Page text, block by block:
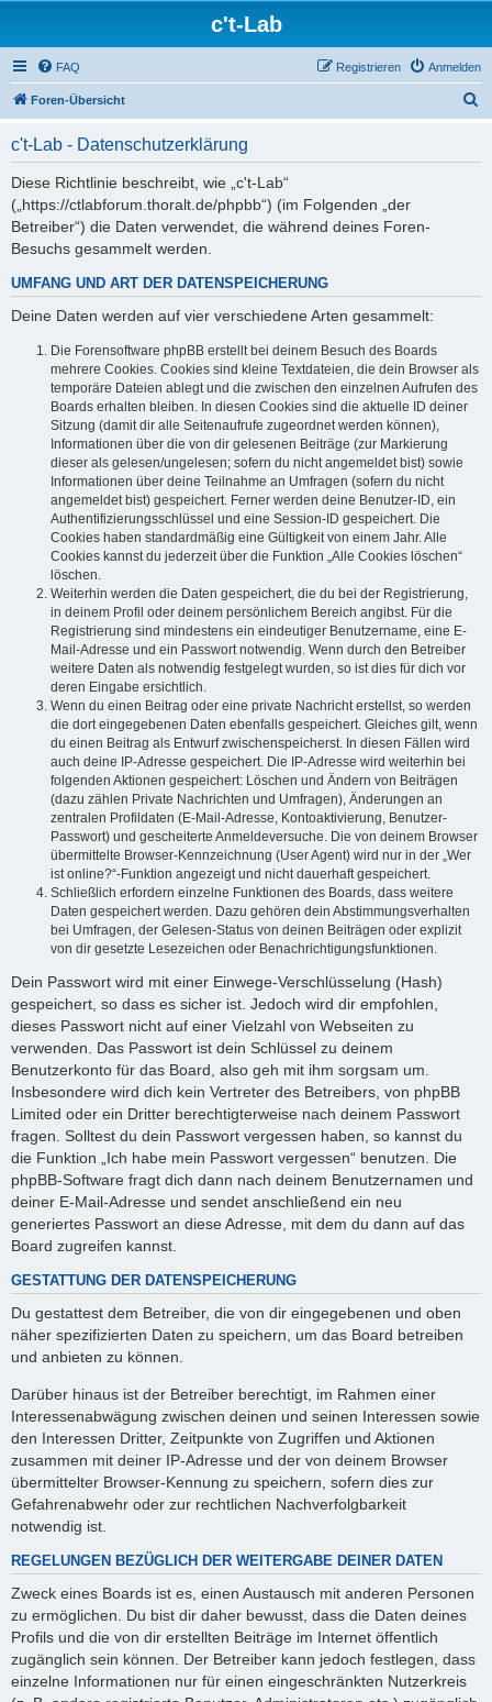
c't-Lab
FAQ Anmelden
Registrieren
Foren-Übersicht
c't-Lab - Datenschutzerklärung
Diese Richtlinie beschreibt, wie „c't-Lab“
(„https://ctlabforum.thoralt.de/phpbb“) (im Folgenden „der
Betreiber“) die Daten verwendet, die während deines Foren-
Besuchs gesammelt werden.
UMFANG UND ART DER DATENSPEICHERUNG
Deine Daten werden auf vier verschiedene Arten gesammelt:
Die Forensoftware phpBB erstellt bei deinem Besuch des Boards
mehrere Cookies. Cookies sind kleine Textdateien, die dein Browser als
temporäre Dateien ablegt und die zwischen den einzelnen Aufrufen des
Boards erhalten bleiben. In diesen Cookies sind die aktuelle ID deiner
Sitzung (damit dir alle Seitenaufrufe zugeordnet werden können),
Informationen über die von dir gelesenen Beiträge (zur Markierung
dieser als gelesen/ungelesen; sofern du nicht angemeldet bist) sowie
Informationen über deine Teilnahme an Umfragen (sofern du nicht
angemeldet bist) gespeichert. Ferner werden deine Benutzer-ID, ein
Authentifizierungsschlüssel und eine Session-ID gespeichert. Die
Cookies haben standardmäßig eine Gültigkeit von einem Jahr. Alle
Cookies kannst du jederzeit über die Funktion „Alle Cookies löschen“
löschen.
Weiterhin werden die Daten gespeichert, die du bei der Registrierung,
in deinem Profil oder deinem persönlichem Bereich angibst. Für die
Registrierung sind mindestens ein eindeutiger Benutzername, eine E-
Mail-Adresse und ein Passwort notwendig. Wenn durch den Betreiber
weitere Daten als notwendig festgelegt wurden, so ist dies für dich vor
deren Eingabe ersichtlich.
Wenn du einen Beitrag oder eine private Nachricht erstellst, so werden
die dort eingegebenen Daten ebenfalls gespeichert. Gleiches gilt, wenn
du einen Beitrag als Entwurf zwischenspeicherst. In diesen Fällen wird
auch deine IP-Adresse gespeichert. Die IP-Adresse wird weiterhin bei
folgenden Aktionen gespeichert: Löschen und Ändern von Beiträgen
(dazu zählen Private Nachrichten und Umfragen), Änderungen an
zentralen Profildaten (E-Mail-Adresse, Kontoaktivierung, Benutzer-
Passwort) und gescheiterte Anmeldeversuche. Die von deinem Browser
übermittelte Browser-Kennzeichnung (User Agent) wird nur in der „Wer
ist online?“-Funktion angezeigt und nicht dauerhaft gespeichert.
Schließlich erfordern einzelne Funktionen des Boards, dass weitere
Daten gespeichert werden. Dazu gehören dein Abstimmungsverhalten
bei Umfragen, der Gelesen-Status von deinen Beiträgen oder explizit
von dir gesetzte Lesezeichen oder Benachrichtigungsfunktionen.
Dein Passwort wird mit einer Einwege-Verschlüsselung (Hash)
gespeichert, so dass es sicher ist. Jedoch wird dir empfohlen,
dieses Passwort nicht auf einer Vielzahl von Webseiten zu
verwenden. Das Passwort ist dein Schlüssel zu deinem
Benutzerkonto für das Board, also geh mit ihm sorgsam um.
Insbesondere wird dich kein Vertreter des Betreibers, von phpBB
Limited oder ein Dritter berechtigterweise nach deinem Passwort
fragen. Solltest du dein Passwort vergessen haben, so kannst du
die Funktion „Ich habe mein Passwort vergessen“ benutzen. Die
phpBB-Software fragt dich dann nach deinem Benutzernamen und
deiner E-Mail-Adresse und sendet anschließend ein neu
generiertes Passwort an diese Adresse, mit dem du dann auf das
Board zugreifen kannst.
GESTATTUNG DER DATENSPEICHERUNG
Du gestattest dem Betreiber, die von dir eingegebenen und oben
näher spezifizierten Daten zu speichern, um das Board betreiben
und anbieten zu können.
Darüber hinaus ist der Betreiber berechtigt, im Rahmen einer
Interessenabwägung zwischen deinen und seinen Interessen sowie
den Interessen Dritter, Zeitpunkte von Zugriffen und Aktionen
zusammen mit deiner IP-Adresse und der von deinem Browser
übermittelter Browser-Kennung zu speichern, sofern dies zur
Gefahrenabwehr oder zur rechtlichen Nachverfolgbarkeit
notwendig ist.
REGELUNGEN BEZÜGLICH DER WEITERGABE DEINER DATEN
Zweck eines Boards ist es, einen Austausch mit anderen Personen
zu ermöglichen. Du bist dir daher bewusst, dass die Daten deines
Profils und die von dir erstellten Beiträge im Internet öffentlich
zugänglich sein können. Der Betreiber kann jedoch festlegen, dass
einzelne Informationen nur für einen eingeschränkten Nutzerkreis